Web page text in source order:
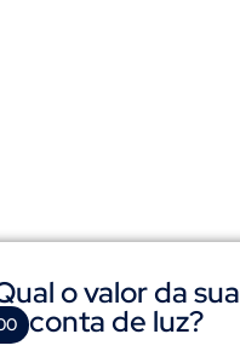
o valor da sua
conta de luz?